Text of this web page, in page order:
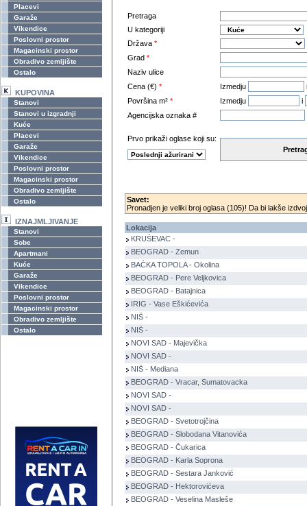
Placevi
Garaže
Vikendice
Poslovni prostor
Magacinski prostor
Obradivo zemljište
Ostalo
KUPOVINA
Stanovi
Stanovi u izgradnji
Kuće
Placevi
Garaže
Vikendice
Poslovni prostor
Magacinski prostor
Obradivo zemljište
Ostalo
IZNAJMLJIVANJE
Stanovi
Sobe
Apartmani
Kuće
Garaže
Vikendice
Poslovni prostor
Magacinski prostor
Obradivo zemljište
Ostalo
Pretraga
U kategoriji
Država *
Grad *
Naziv ulice
Cena (€) * Izmedju
Površina m² * Izmedju
i
Agencijska oznaka #
Prvo prikaži oglase koji su:
Savet:
Pronadjen je veliki broj oglasa (105)! Da bi lakše
Lokacija
KRUŠEVAC -
BEOGRAD - Zemun
BAČKA TOPOLA - Okolina
BEOGRAD - Pere Veljkovica
BEOGRAD - Batajnica
IRIG - Vase Eškićevića
NIŠ -
NIŠ -
NOVI SAD - Majevička
NOVI SAD -
NIŠ - Mediana
BEOGRAD - Vracar, Sumatovacka
NOVI SAD -
NOVI SAD -
BEOGRAD - Svetotrojčina
BEOGRAD - Slobodana Vitanovića
BEOGRAD - Čukarica
BEOGRAD - Karla Soprona
BEOGRAD - Sestara Janković
BEOGRAD - Hektorovićeva
BEOGRAD - Veselina Masleše